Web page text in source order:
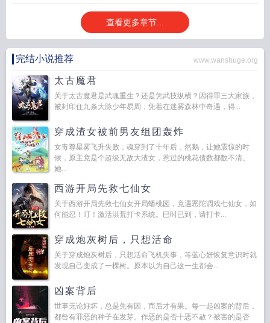
查看更多章节...
完结小说推荐 www.wanshuge.org
太古魔君
关于太古魔君是武魂重生？还是凭武技纵横？因得罪三大家族，
被封印住九条大脉少年易周，凭着在迷雾森林中奇遇，得...
穿成渣女被前男友组团轰炸
女毒尊星雾飞升失败，魂穿到了十年后，然鹅，让她震惊的时
候，原主竟是个超级无敌大渣女，惹过的桃花债数都数不清。
她...
西游开局先救七仙女
关于西游开局先救七仙女开局蟠桃园，竟遇恶陀调戏七仙女，如
何能忍！叮！激活洪荒打卡系统。巳时已到，请打卡...
穿成炮灰树后，只想活命
关于穿成炮灰树后，只想活命飞机失事，等蓝心妍恢复意识时就
发现自己变成了一棵树。原本以为自己这一生都会...
凶案背后
世事无论好坏，总是先有因，而后才有果。每一起凶案的背后，
都曾有罪恶的种子在发芽。作恶的是否十恶不赦？被害的是否